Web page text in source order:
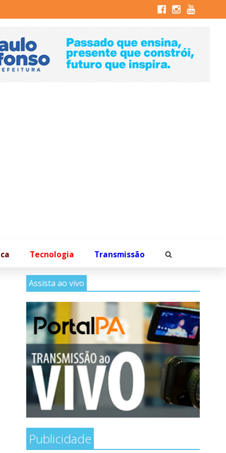
Tecnologia Transmissão
Assista ao vivo
Publicidade